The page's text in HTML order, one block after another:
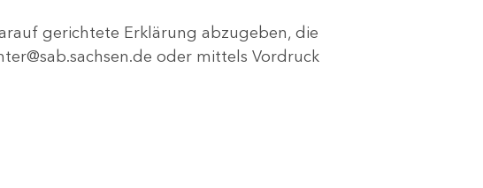
gerichtete Erklärung abzugeben, die
oder mittels Vordruck